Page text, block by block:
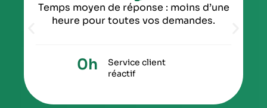
Temps moyen de réponse : moins d’une
heure pour toutes vos demandes.
Service client
réactif
0h